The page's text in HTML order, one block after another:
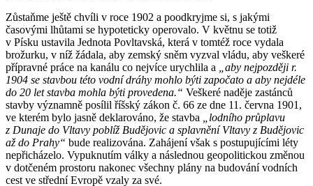
Zůstaňme ještě chvíli v roce 1902 a poodkryjme si, s jakými
časovými lhůtami se hypoteticky operovalo. V květnu se totiž
v Písku ustavila Jednota Povltavská, která v tomtéž roce vydala
brožurku, v níž žádala, aby zemský sněm vyzval vládu, aby veškeré
přípravné práce na kanálu co nejvíce urychlila a
„aby nejpozději r.
1904 se stavbou této vodní dráhy mohlo býti započato a aby nejdéle
do 20 let stavba mohla býti provedena.“ Veškeré naděje zastánců
stavby významně posílil říšský zákon č. 66 ze dne 11. června 1901,
ve kterém bylo jasně deklarováno, že stavba
„lodního průplavu
z Dunaje do Vltavy poblíž Budějovic a splavnění Vltavy z Budějovic
až do Prahy“ bude realizována. Zahájení však s postupujícími léty
nepřicházelo. Vypuknutím války a následnou geopolitickou změnou
v dotčeném prostoru nakonec všechny plány na budování vodních
cest ve střední Evropě vzaly za své.